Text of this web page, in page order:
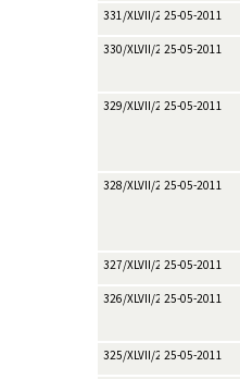
331/XLVII/201125-05-2011
330/XLVII/201125-05-2011
329/XLVII/201125-05-2011
328/XLVII/201125-05-2011
327/XLVII/201125-05-2011
326/XLVII/201125-05-2011
325/XLVII/201125-05-2011